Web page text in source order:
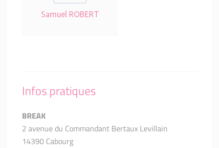
Samuel ROBERT
Infos pratiques
BREAK
2 avenue du Commandant Bertaux Levillain
14390 Cabourg